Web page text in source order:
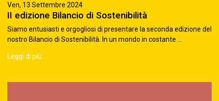
Ven, 13 Settembre 2024
II edizione Bilancio di Sostenibilità
Siamo entusiasti e orgogliosi di presentare la seconda edizione del
nostro Bilancio di Sostenibilità. In un mondo in costante ...
Leggi di più